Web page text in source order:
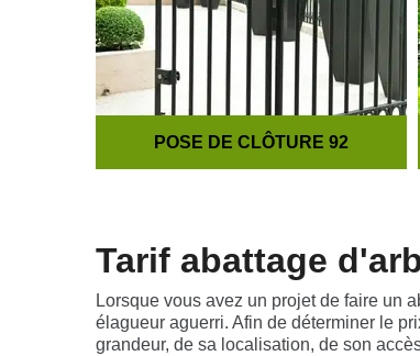
POSE DE CLÔTURE 92
Tarif abattage
Lorsque vous avez un projet de faire un
élagueur aguerri. Afin de déterminer le
grandeur, de sa localisation, de son